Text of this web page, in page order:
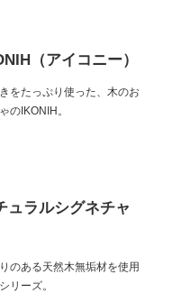
（アイコニー）
をたっぷり使った、木のお
のIKONIH。
ュラルシグネチャ
のある天然木無垢材を使用
リーズ。